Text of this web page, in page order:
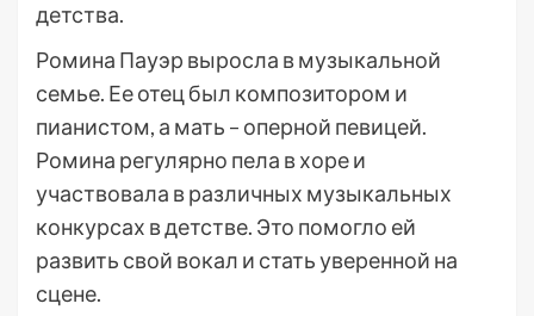
детства.
Ромина Пауэр выросла в музыкальной
семье. Ее отец был композитором и
пианистом, а мать – оперной певицей.
Ромина регулярно пела в хоре и
участвовала в различных музыкальных
конкурсах в детстве. Это помогло ей
развить свой вокал и стать уверенной на
сцене.